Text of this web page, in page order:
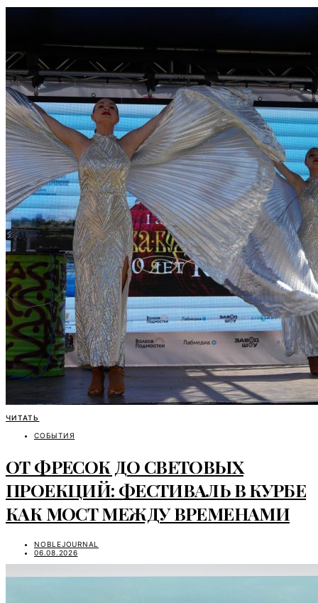
ЧИТАТЬ
СОБЫТИЯ
ОТ ФРЕСОК ДО СВЕТОВЫХ
ПРОЕКЦИЙ: ФЕСТИВАЛЬ В КУРБЕ
КАК МОСТ МЕЖДУ ВРЕМЕНАМИ
NOBLEJOURNAL
06.08.2026